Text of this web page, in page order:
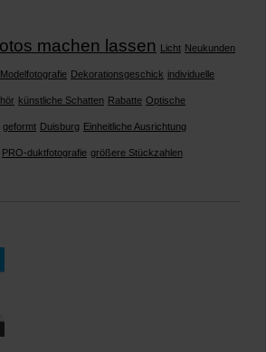
machen lassen Licht Neukunden
Dekorationsgeschick individuelle
künstliche Schatten Rabatte Optische
geformt Duisburg Einheitliche Ausrichtung
PRO-duktfotografie größere Stückzahlen